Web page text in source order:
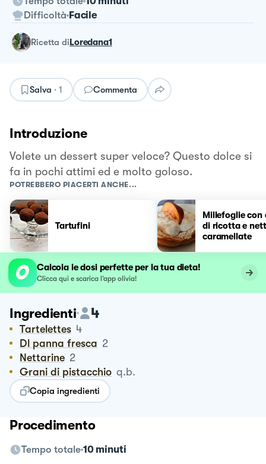
Difficoltà Facile
ricetta diLoredana1
Salva · 1 Commenta
Introduzione
Volete un dessert super veloce? Questo dolce si
fa in pochi attimi ed e molto goloso.
POTREBBERO PIACERTI ANCHE...
Tartufini
Millefoglie con
di ricotta e
caramellate
Calcola le dosi perfette per la tua dieta!
Clicca qui e scarica l’app olivia!
Ingredienti 4
Tartelettes 4
Dl panna fresca 2
Nettarine 2
Grani di pistacchio q.b.
Copia ingredienti
Procedimento
Tempo totale 10 minuti